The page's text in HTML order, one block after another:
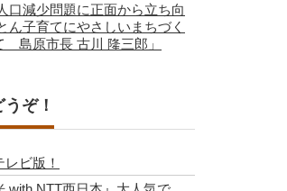
口減少問題に正面から立ち向
ん子育てにやさしいまちづく
島原市長 古川 隆三郎」
ぞ！
ビ版！